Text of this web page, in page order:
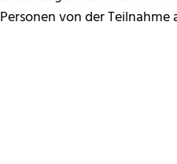
von der Teilnahme